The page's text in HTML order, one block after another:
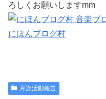
ろしくお願いしますmm
にほんブログ村
月次活動報告